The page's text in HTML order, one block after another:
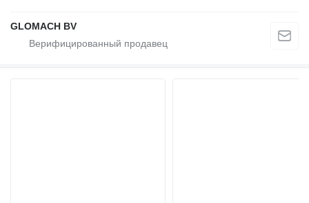
GLOMACH BV